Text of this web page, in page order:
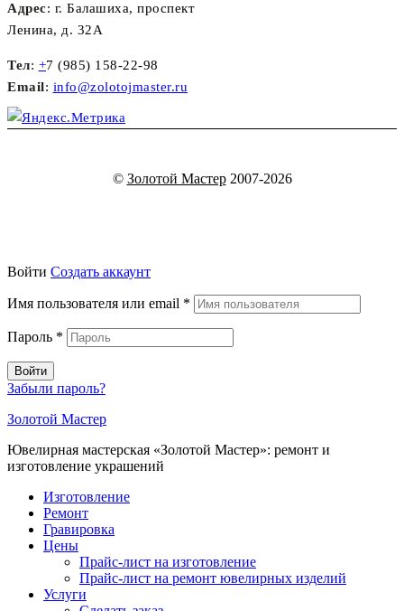
Адрес: г. Балашиха, проспект
Ленина, д. 32А
Тел: +7 (985) 158-22-98
Email: info@zolotojmaster.ru
© Золотой Мастер2007-2026
Войти Создать аккаунт
Имя пользователя или email *
Пароль *
Войти
Забыли пароль?
Золотой Мастер
Ювелирная мастерская «Золотой Мастер»: ремонт и
изготовление украшений
Изготовление
Ремонт
Гравировка
Цены
Прайс-лист на изготовление
Прайс-лист на ремонт ювелирных изделий
Услуги